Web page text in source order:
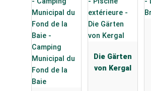
Die Gärten
von Kergal